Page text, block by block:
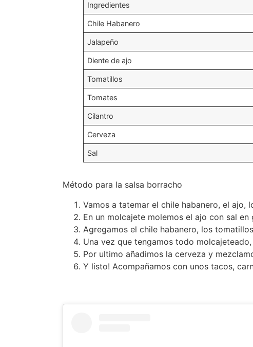
Ingredientes
Chile Habanero
Jalapeño
Diente de ajo
Tomatillos
Tomates
Cilantro
Cerveza
Sal
Método para la salsa borracho
Vamos a tatemar el chile habanero, el ajo,
En un molcajete molemos el ajo con sal
Agregamos el chile habanero, los
Una vez que tengamos todo
Por ultimo añadimos la cerveza y
Y listo! Acompañamos con unos tacos,